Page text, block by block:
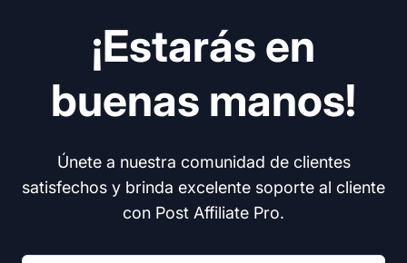
¡Estarás en
buenas manos!
Únete a nuestra comunidad de clientes
satisfechos y brinda excelente soporte al cliente
con Post Affiliate Pro.